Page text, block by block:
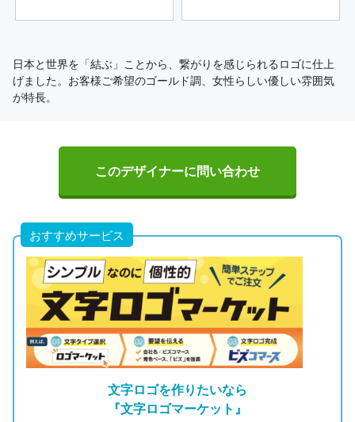
日本と世界を「結ぶ」ことから、繋がりを感じられるロゴに仕上
げました。お客様ご希望のゴールド調、女性らしい優しい雰囲気
が特長。
このデザイナーに問い合わせ
おすすめサービス
文字ロゴを作りたいなら
『文字ロゴマーケット』